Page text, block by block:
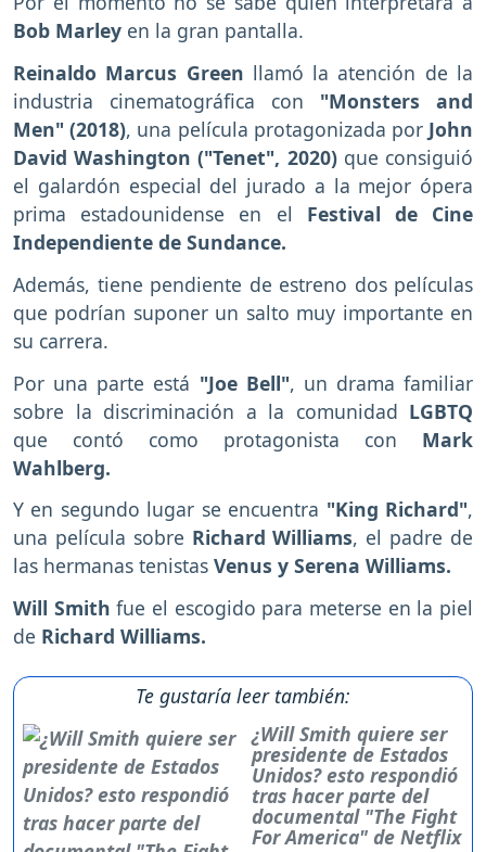
Bob Marley en la gran pantalla.
Reinaldo Marcus Green llamó la atención de la
industria cinematográfica con "Monsters and
Men" (2018), una película protagonizada por John
David Washington ("Tenet", 2020) que consiguió
el galardón especial del jurado a la mejor ópera
prima estadounidense en el Festival de Cine
Independiente de Sundance.
Además, tiene pendiente de estreno dos películas
que podrían suponer un salto muy importante en
su carrera.
Por una parte está "Joe Bell", un drama familiar
sobre la discriminación a la comunidad LGBTQ
que contó como protagonista con Mark
Wahlberg.
Y en segundo lugar se encuentra "King Richard",
una película sobre Richard Williams, el padre de
las hermanas tenistas Venus y Serena Williams.
Will Smithfue el escogido para meterse en la piel
de Richard Williams.
Te gustaría leer también:
¿Will Smith quiere ser
presidente de Estados
Unidos? esto respondió
tras hacer parte del
documental "The Fight
For America" de Netflix